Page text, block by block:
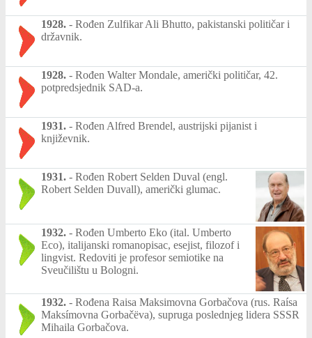
1928. - Rođen Zulfikar Ali Bhutto, pakistanski političar i
državnik.
1928. - Rođen Walter Mondale, američki političar, 42.
potpredsjednik SAD-a.
1931. - Rođen Alfred Brendel, austrijski pijanist i
književnik.
1931. - Rođen Robert Selden Duval (engl.
Robert Selden Duvall), američki glumac.
1932. - Rođen Umberto Eko (ital. Umberto
Eco), italijanski romanopisac, esejist, filozof i
lingvist. Redoviti je profesor semiotike na
Sveučilištu u Bologni.
1932. - Rođena Raisa Maksimovna Gorbačova (rus. Raísa
Maksímovna Gorbačёva), supruga poslednjeg lidera SSSR
Mihaila Gorbačova.